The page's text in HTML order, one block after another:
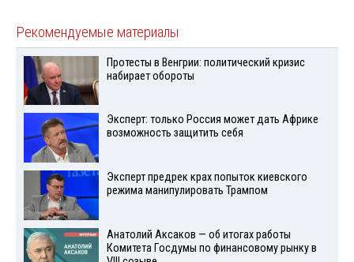
Рекомендуемые материалы
Протесты в Венгрии: политический кризис
набирает обороты
Эксперт: только Россия может дать Африке
возможность защитить себя
Эксперт предрек крах попыток киевского
режима манипулировать Трампом
Анатолий Аксаков — об итогах работы
Комитета Госдумы по финансовому рынку в